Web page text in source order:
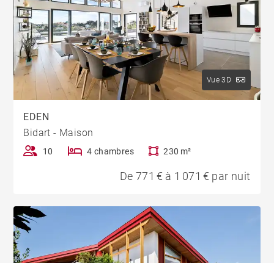
Vue 3D
EDEN
Bidart - Maison
10 4 chambres 230 m²
De 771 € à 1 071 € par nuit